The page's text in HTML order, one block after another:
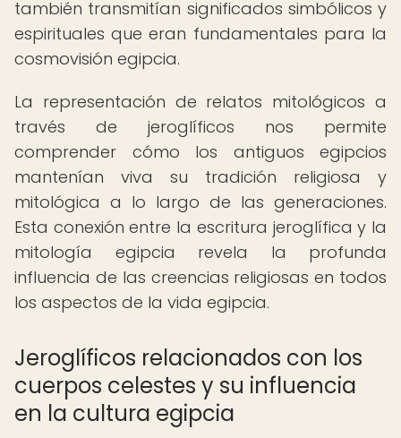
también transmitían significados simbólicos y
espirituales que eran fundamentales para la
cosmovisión egipcia.
La representación de relatos mitológicos a
través de jeroglíficos nos permite
comprender cómo los antiguos egipcios
mantenían viva su tradición religiosa y
mitológica a lo largo de las generaciones.
Esta conexión entre la escritura jeroglífica y la
mitología egipcia revela la profunda
influencia de las creencias religiosas en todos
los aspectos de la vida egipcia.
Jeroglíficos relacionados con los
cuerpos celestes y su influencia
en la cultura egipcia